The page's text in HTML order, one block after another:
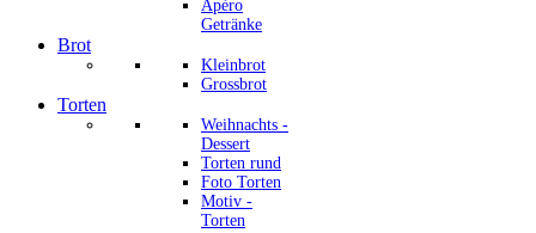
Apéro
Getränke
Brot
Kleinbrot
Grossbrot
Torten
Weihnachts -
Dessert
Torten rund
Foto Torten
Motiv -
Torten